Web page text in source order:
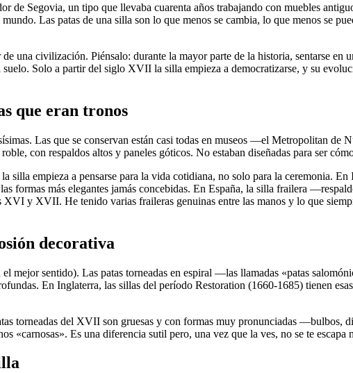
de Segovia, un tipo que llevaba cuarenta años trabajando con muebles
Las patas de una silla son lo que menos se cambia, lo que menos se
una civilización. Piénsalo: durante la mayor parte de la historia, sentarse
suelo. Solo a partir del siglo XVII la silla empieza a democratizarse, y su
que eran tronos
Las que se conservan están casi todas en museos —el Metropolitan de
con respaldos altos y paneles góticos. No estaban diseñadas para ser
silla empieza a pensarse para la vida cotidiana, no solo para la ceremonia.
formas más elegantes jamás concebidas. En España, la silla frailera
y XVII. He tenido varias fraileras genuinas entre las manos y lo que
decorativa
mejor sentido). Las patas torneadas en espiral —las llamadas «patas
En Inglaterra, las sillas del período Restoration (1660-1685) tienen
torneadas del XVII son gruesas y con formas muy pronunciadas —bulbos,
«carnosas». Es una diferencia sutil pero, una vez que la ves, no se te escapa